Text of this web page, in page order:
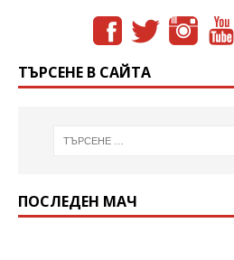
ТЪРСЕНЕ В САЙТА
ПОСЛЕДЕН МАЧ